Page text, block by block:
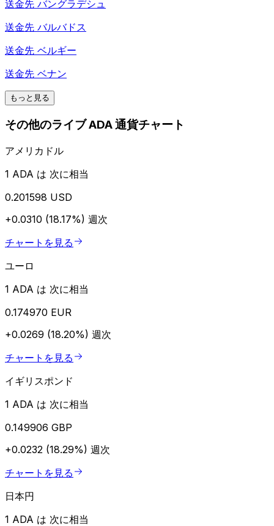
送金先 バングラデシュ
送金先 バルバドス
送金先 ベルギー
送金先 ベナン
もっと見る
その他のライブ ADA 通貨チャート
アメリカドル
1 ADA は 次に相当
0.201598 USD
+0.0310 (18.17%) 週次
チャートを見る
ユーロ
1 ADA は 次に相当
0.174970 EUR
+0.0269 (18.20%) 週次
チャートを見る
イギリスポンド
1 ADA は 次に相当
0.149906 GBP
+0.0232 (18.29%) 週次
チャートを見る
日本円
1 ADA は 次に相当